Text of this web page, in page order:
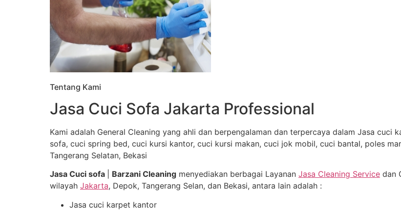
Tentang Kami
Jasa Cuci Sofa Jakarta Professional
Kami adalah General Cleaning yang ahli dan berpengalaman dan terpercaya dalam Jasa
sofa, cuci spring bed, cuci kursi kantor, cuci kursi makan, cuci jok mobil, cuci bantal, poles
Tangerang Selatan, Bekasi
Jasa Cuci sofa
Barzani Cleaning menyediakan berbagai Layanan Jasa Cleaning Service dan
wilayah Jakarta, Depok, Tangerang Selan, dan Bekasi, antara lain adalah :
Jasa cuci karpet kantor